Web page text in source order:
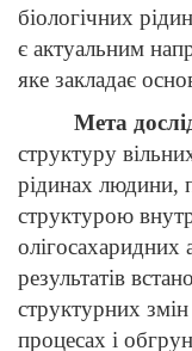
біологічних
є актуальним
яке закладає
Мета
структуру
рідинах людини,
структурою
олігосахаридних
результатів
структурних
процесах і